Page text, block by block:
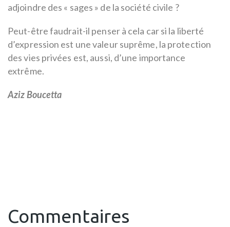
adjoindre des « sages » de la société civile ?
Peut-être faudrait-il penser à cela car si la liberté
d’expression est une valeur suprême, la protection
des vies privées est, aussi, d’une importance
extrême.
Aziz Boucetta
Commentaires